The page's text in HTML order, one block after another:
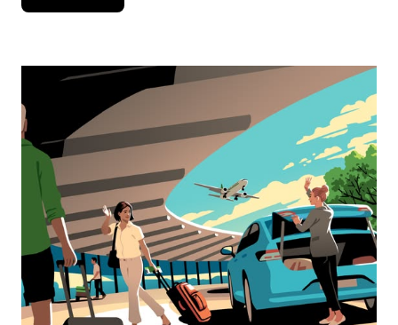
piltast
og
velge
en
dato.
Trykk
Esc-
knappen
å
lukke
kalenderen.